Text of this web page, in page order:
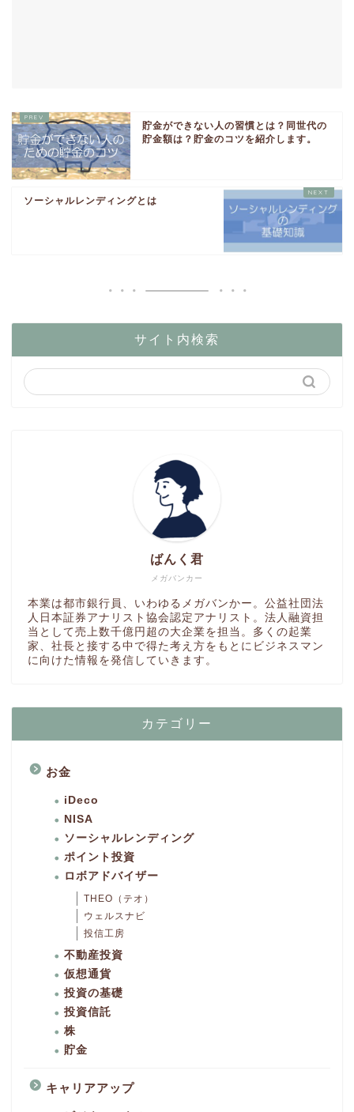
貯金ができない人の習慣とは？同世代の
貯金額は？貯金のコツを紹介します。
ソーシャルレンディングとは
サイト内検索
メガバンカー
ばんく君
本業は都市銀行員、いわゆるメガバンかー。公益社団法
人日本証券アナリスト協会認定アナリスト。法人融資担
当として売上数千億円超の大企業を担当。多くの起業
家、社長と接する中で得た考え方をもとにビジネスマン
に向けた情報を発信していきます。
カテゴリー
お金
iDeco
NISA
ソーシャルレンディング
ポイント投資
ロボアドバイザー
THEO（テオ）
ウェルスナビ
投信工房
不動産投資
仮想通貨
投資の基礎
投資信託
株
貯金
キャリアアップ